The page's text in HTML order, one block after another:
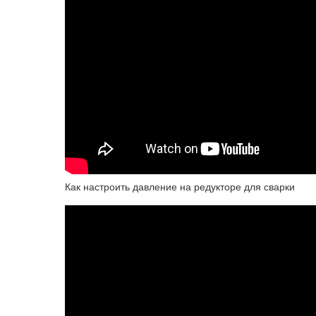
Как настроить давление на редукторе для сварки